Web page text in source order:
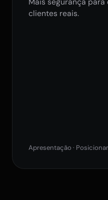
clientes reais.
Apresentação ·